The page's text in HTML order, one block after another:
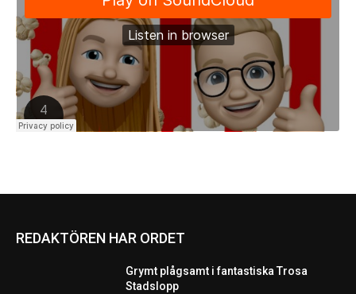
REDAKTÖREN HAR ORDET
Grymt plågsamt i fantastiska Trosa
Stadslopp